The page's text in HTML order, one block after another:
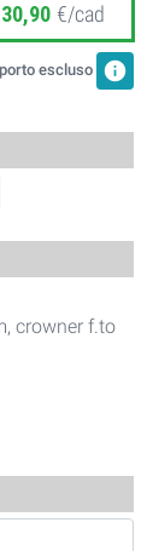
30,90 €/cad
escluso info
crowner f.to